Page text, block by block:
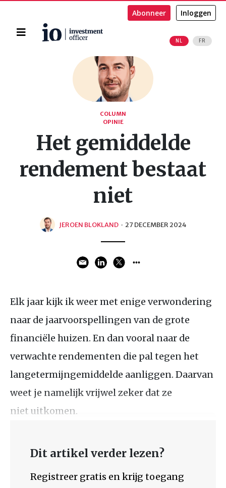
Home
NL FR
Abonneer Inloggen
COLUMN
OPINIE
Het gemiddelde
rendement bestaat
niet
JEROEN BLOKLAND · 27 DECEMBER 2024
Elk jaar kijk ik weer met enige verwondering
naar de jaarvoorspellingen van de grote
financiële huizen. En dan vooral naar de
verwachte rendementen die pal tegen het
langetermijngemiddelde aanliggen. Daarvan
weet je namelijk vrijwel zeker dat ze
niet uitkomen.
Dit artikel verder lezen?
Registreer gratis en krijg toegang